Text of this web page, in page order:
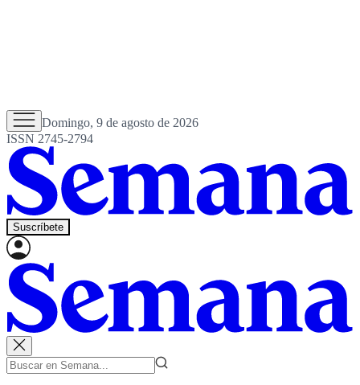
Domingo, 9 de agosto de 2026
ISSN 2745-2794
Suscríbete